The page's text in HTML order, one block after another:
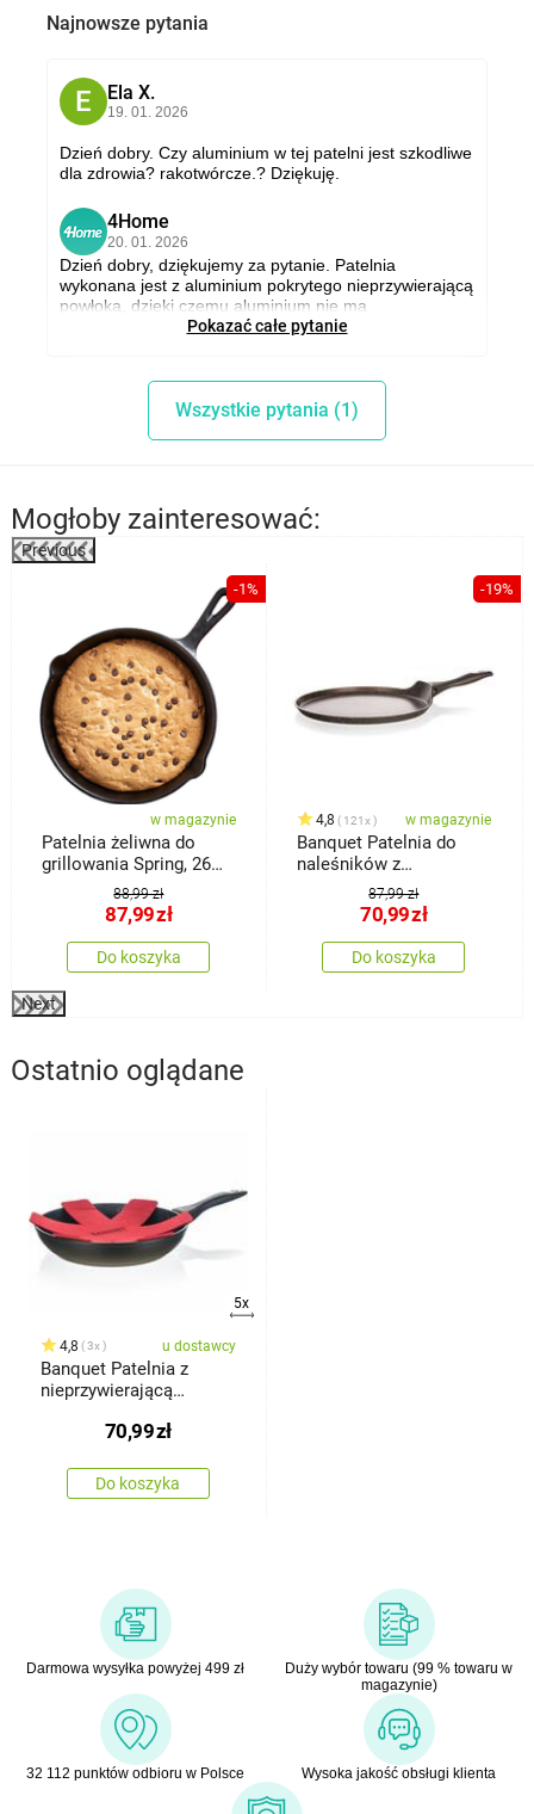
materiał uchwytów: tworzywo sztuczne
kompatybilność: kuchnia elektryczna, gazowa, ceramiczna,
indukcyjna
można myć w zmywarce: tak
piekarnik i kuchenka mikrofalowa: nie
gwarancja: 24 miesiące
Najnowsze pytania
E Ela X.
19. 01. 2026
Dzień dobry. Czy aluminium w tej patelni jest szkodliwe
dla zdrowia? rakotwórcze.? Dziękuję.
4 4Home
20. 01. 2026
Dzień dobry, dziękujemy za pytanie. Patelnia
wykonana jest z aluminium pokrytego nieprzywierającą
powłoką, dzięki czemu aluminium nie ma
bezpośredniego kontaktu z żywnością. Przy
pozdrawiamy, www.4home.pl.
Pokazać całe pytanie
Wszystkie pytania (1)
Mogłoby zainteresować:
Previous
-1%
w magazynie
Patelnia żeliwna do
grillowania Spring, 26
88,99 zł
87,99zł
Do koszyka
-19%
4,8 121x w magazynie
Banquet Patelnia do
naleśników z
powierzchnią
nieprzywierającą
Premium Dark Brown 24
87,99 zł
70,99zł
Do koszyka
Next
Ostatnio oglądane
5x
4,8 3x u dostawcy
Banquet Patelnia z
nieprzywierającą
70,99zł
Do koszyka
Darmowa wysyłka powyżej 499 zł
Duży wybór towaru (99 % towaru w
magazynie)
32 112 punktów odbioru w Polsce Wysoka jakość obsługi klienta